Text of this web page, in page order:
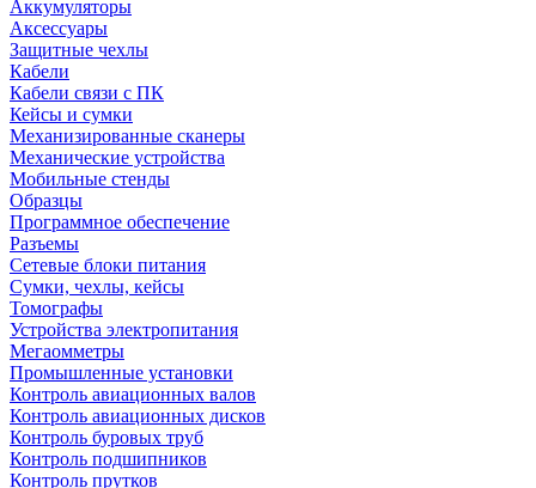
Аккумуляторы
Аксессуары
Защитные чехлы
Кабели
Кабели связи с ПК
Кейсы и сумки
Механизированные сканеры
Механические устройства
Мобильные стенды
Образцы
Программное обеспечение
Разъемы
Сетевые блоки питания
Сумки, чехлы, кейсы
Томографы
Устройства электропитания
Мегаомметры
Промышленные установки
Контроль авиационных валов
Контроль авиационных дисков
Контроль буровых труб
Контроль подшипников
Контроль прутков